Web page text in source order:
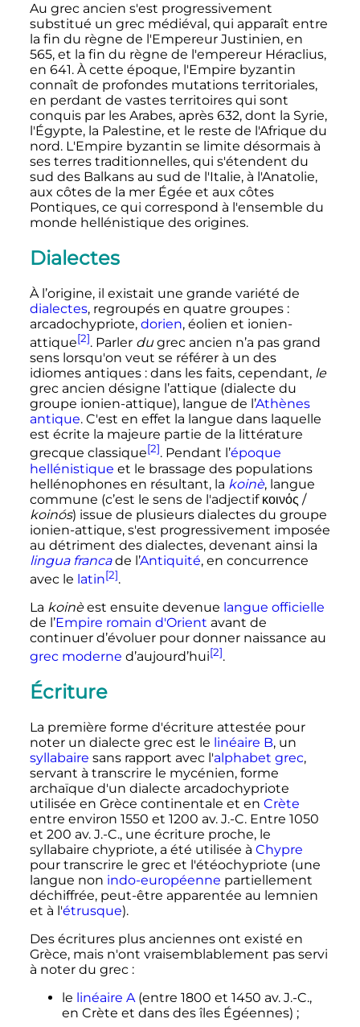
Au grec ancien s'est progressivement
substitué un grec médiéval, qui apparaît entre
la fin du règne de l'Empereur Justinien, en
565, et la fin du règne de l'empereur Héraclius,
en 641. À cette époque, l'Empire byzantin
connaît de profondes mutations territoriales,
en perdant de vastes territoires qui sont
conquis par les Arabes, après 632, dont la Syrie,
l'Égypte, la Palestine, et le reste de l'Afrique du
nord. L'Empire byzantin se limite désormais à
ses terres traditionnelles, qui s'étendent du
sud des Balkans au sud de l'Italie, à l'Anatolie,
aux côtes de la mer Égée et aux côtes
Pontiques, ce qui correspond à l'ensemble du
monde hellénistique des origines.
Dialectes
À l’origine, il existait une grande variété de
dialectes, regroupés en quatre groupes :
arcadochypriote, dorien, éolien et ionien-
attique[2]. Parler dugrec ancien n’a pas grand
sens lorsqu'on veut se référer à un des
idiomes antiques : dans les faits, cependant, le
grec ancien désigne l’attique (dialecte du
groupe ionien-attique), langue de l’Athènes
antique. C'est en effet la langue dans laquelle
est écrite la majeure partie de la littérature
grecque classique[2]. Pendant l’époque
hellénistique et le brassage des populations
hellénophones en résultant, la koinè, langue
commune (c’est le sens de l'adjectif κοινός /
koinós) issue de plusieurs dialectes du groupe
ionien-attique, s'est progressivement imposée
au détriment des dialectes, devenant ainsi la
lingua francade l’Antiquité, en concurrence
avec le latin[2].
La koinèest ensuite devenue langue officielle
de l’Empire romain d'Orient avant de
continuer d’évoluer pour donner naissance au
grec moderne d’aujourd’hui[2].
Écriture
La première forme d'écriture attestée pour
noter un dialecte grec est le linéaire B, un
syllabaire sans rapport avec l'alphabet grec,
servant à transcrire le mycénien, forme
archaïque d'un dialecte arcadochypriote
utilisée en Grèce continentale et en Crète
entre environ 1550 et 1200 av. J.-C. Entre 1050
et 200 av. J.-C., une écriture proche, le
syllabaire chypriote, a été utilisée à Chypre
pour transcrire le grec et l'étéochypriote (une
langue non indo-européenne partiellement
déchiffrée, peut-être apparentée au lemnien
et à l'étrusque).
Des écritures plus anciennes ont existé en
Grèce, mais n'ont vraisemblablement pas servi
à noter du grec :
le linéaire A(entre 1800 et 1450 av. J.-C.,
en Crète et dans des îles Égéennes) ;